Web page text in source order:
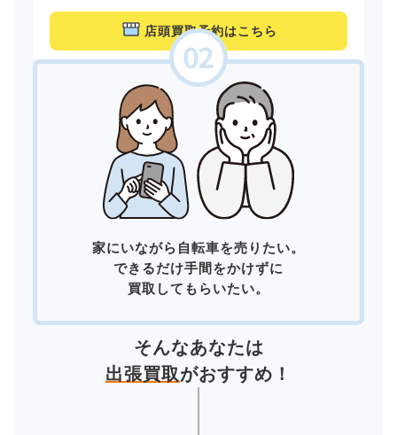
店頭買取予約はこちら
家にいながら自転車を売りたい。
できるだけ手間をかけずに
買取してもらいたい。
そんなあなたは
出張買取がおすすめ！